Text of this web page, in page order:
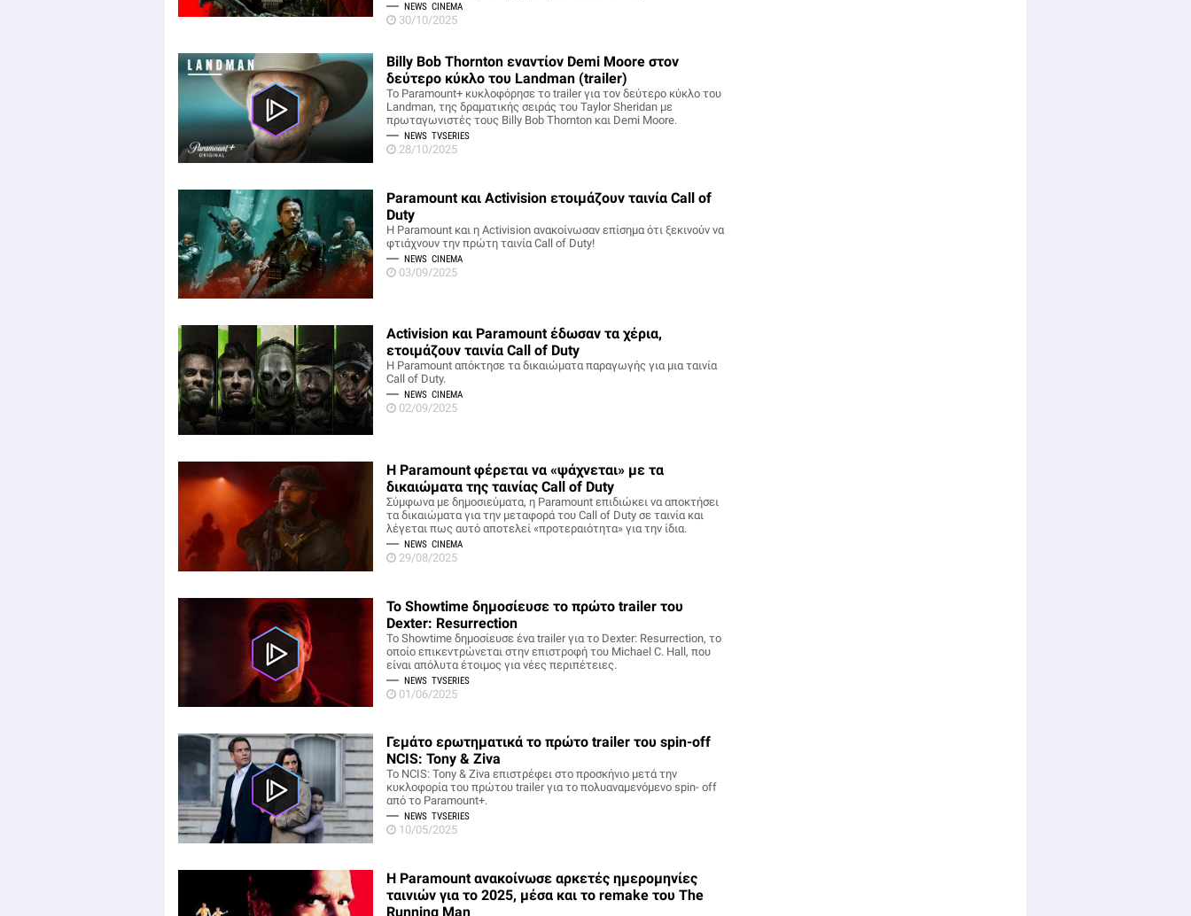
NEWS CINEMA
30/10/2025
Billy Bob Thornton εναντίον Demi Moore στον
δεύτερο κύκλο του Landman (trailer)
Το Paramount+ κυκλοφόρησε το trailer για τον δεύτερο κύκλο του
Landman, της δραματικής σειράς του Taylor Sheridan με
πρωταγωνιστές τους Billy Bob Thornton και Demi Moore.
NEWS TVSERIES
28/10/2025
Paramount και Activision ετοιμάζουν ταινία Call of
Duty
Η Paramount και η Activision ανακοίνωσαν επίσημα ότι ξεκινούν να
φτιάχνουν την πρώτη ταινία Call of Duty!
NEWS CINEMA
03/09/2025
Activision και Paramount έδωσαν τα χέρια,
ετοιμάζουν ταινία Call of Duty
Η Paramount απόκτησε τα δικαιώματα παραγωγής για μια ταινία
Call of Duty.
NEWS CINEMA
02/09/2025
Η Paramount φέρεται να «ψάχνεται» με τα
δικαιώματα της ταινίας Call of Duty
Σύμφωνα με δημοσιεύματα, η Paramount επιδιώκει να αποκτήσει
τα δικαιώματα για την μεταφορά του Call of Duty σε ταινία και
λέγεται πως αυτό αποτελεί «προτεραιότητα» για την ίδια.
NEWS CINEMA
29/08/2025
Το Showtime δημοσίευσε το πρώτο trailer του
Dexter: Resurrection
Το Showtime δημοσίευσε ένα trailer για το Dexter: Resurrection, το
οποίο επικεντρώνεται στην επιστροφή του Michael C. Hall, που
είναι απόλυτα έτοιμος για νέες περιπέτειες.
NEWS TVSERIES
01/06/2025
Γεμάτο ερωτηματικά το πρώτο trailer του spin-off
NCIS: Tony & Ziva
Το NCIS: Tony & Ziva επιστρέφει στο προσκήνιο μετά την
κυκλοφορία του πρώτου trailer για το πολυαναμενόμενο spin- off
από το Paramount+.
NEWS TVSERIES
10/05/2025
Η Paramount ανακοίνωσε αρκετές ημερομηνίες
ταινιών για το 2025, μέσα και το remake του The
Running Man